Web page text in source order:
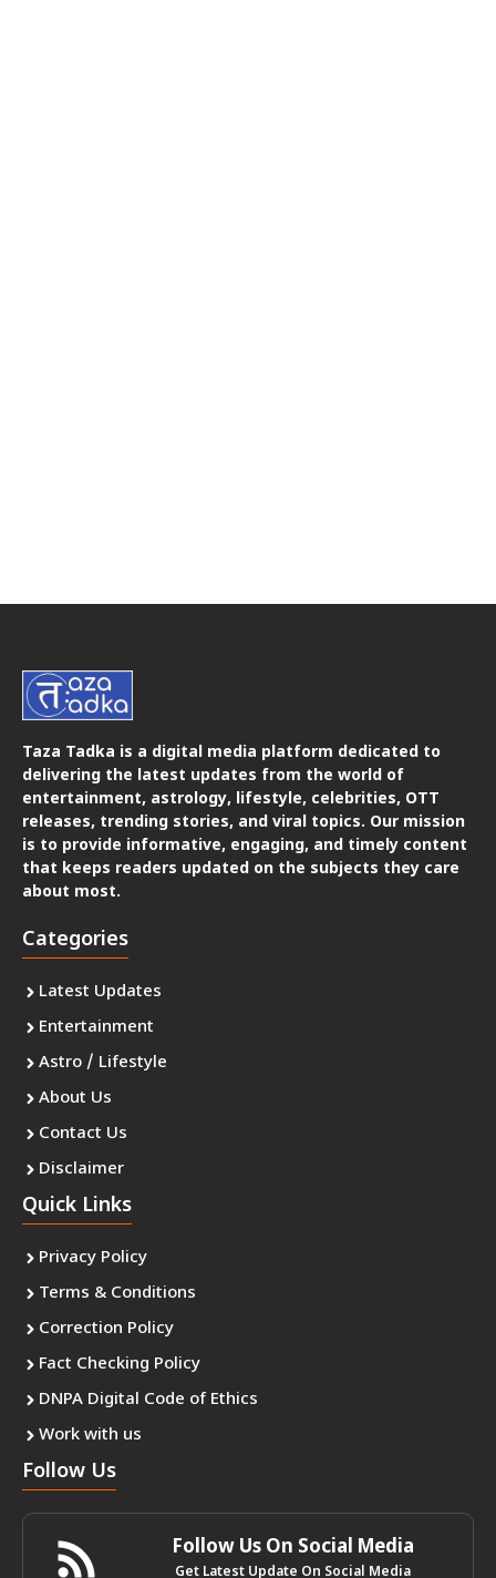
Taza Tadka is a digital media platform dedicated to
delivering the latest updates from the world of
entertainment, astrology, lifestyle, celebrities, OTT
releases, trending stories, and viral topics. Our mission
is to provide informative, engaging, and timely content
that keeps readers updated on the subjects they care
about most.
Categories
Latest Updates
Entertainment
Astro / Lifestyle
About Us
Contact Us
Disclaimer
Quick Links
Privacy Policy
Terms & Conditions
Correction Policy
Fact Checking Policy
DNPA Digital Code of Ethics
Work with us
Follow Us
Follow Us On Social Media
Get Latest Update On Social Media